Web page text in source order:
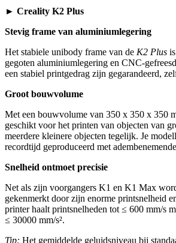
► Creality K2 Plus
Stevig frame van aluminiumlegering
Het stabiele unibody frame van de K2 Plus
gegoten aluminiumlegering en CNC-
een stabiel printgedrag zijn gegarandeerd,
Groot bouwvolume
Met een bouwvolume van 350 x 350 x 350
geschikt voor het printen van objecten van
meerdere kleinere objecten tegelijk. Je
recordtijd geproduceerd met
Snelheid ontmoet precisie
Net als zijn voorgangers K1 en K1 Max
gekenmerkt door zijn enorme printsnelheid
printer haalt printsnelheden tot ≤ 600 mm/s
≤ 30000 mm/s².
Tip: Het gemiddelde geluidsniveau bij